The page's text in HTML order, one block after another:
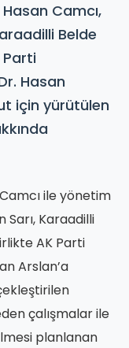
Camcı,
Belde
Parti
Hasan
için yürütülen
ile yönetim
Karaadilli
AK Parti
Arslan’a
çalışmalar ile
planlanan